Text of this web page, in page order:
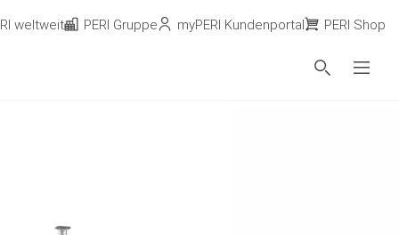
weltweit PERI Gruppe myPERI Kundenportal PERI Shop